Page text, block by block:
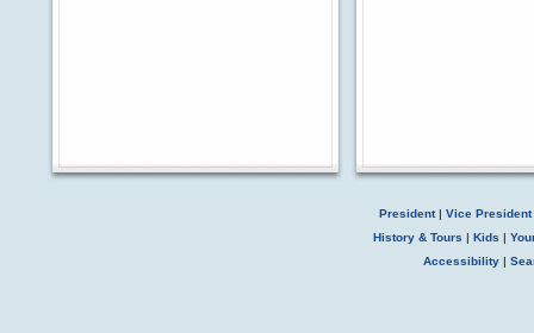
President| Vice President
History & Tours | Kids |
Accessibility|